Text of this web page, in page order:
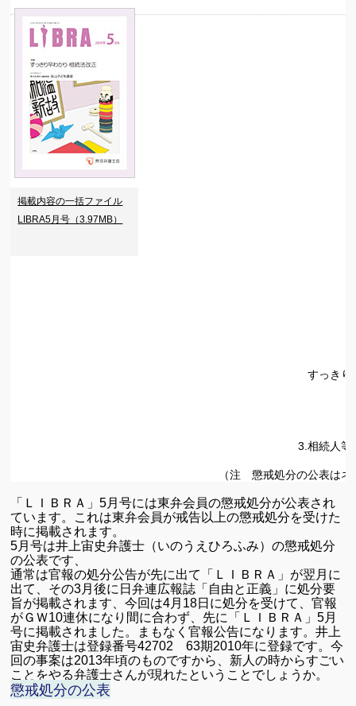
掲載内容の一括ファイル
LIBRA5月号（3.97MB）
すっき
3.相続人等
（注 懲戒処分の公表は
「ＬＩＢＲＡ」5月号には東弁会員の懲戒処分が公表され
ています。これは東弁会員が戒告以上の懲戒処分を受けた
時に掲載されます。
5月号は井上宙史弁護士（いのうえひろふみ）の懲戒処分
の公表です、
通常は官報の処分公告が先に出て「ＬＩＢＲＡ」が翌月に
出て、その3月後に日弁連広報誌「自由と正義」に処分要
旨が掲載されます、今回は4月18日に処分を受けて、官報
がＧＷ10連休になり間に合わず、先に「ＬＩＢＲＡ」5月
号に掲載されました。まもなく官報公告になります。井上
宙史弁護士は登録番号42702 63期2010年に登録です。今
回の事案は2013年頃のものですから、新人の時からすごい
ことをやる弁護士さんが現れた ということでしょうか。
懲戒処分の公表